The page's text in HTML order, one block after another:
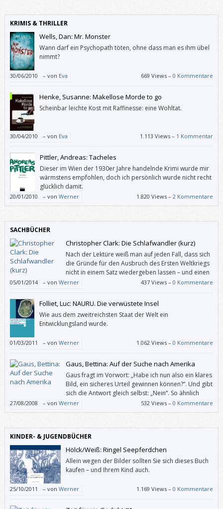
KRIMIS & THRILLER
Wells, Dan: Mr. Monster
Wann darf ein Psychopath töten, ohne dass man es ihm übel
nimmt?
30/06/2010 – von Eva 669 Views –0 Kommentare
Henke, Susanne: Makellose Morde to go
Scheinbar leichte Kost mit Raffinesse: eine Wohltat.
30/04/2010 – von Eva 1.113 Views – 1 Kommentar
Pittler, Andreas: Tacheles
Dieser im Wien der 1930er Jahre handelnde Krimi wurde mir
wärmstens empfohlen, doch ich persönlich wurde nicht recht
glücklich damit.
20/01/2010 – von Werner 1.820 Views –2 Kommentare
SACHBÜCHER
Christopher Clark: Die Schlafwandler (kurz)
Nach der Lektüre weiß man auf jeden Fall, dass sich
die Gründe für den Ausbruch des Ersten Weltkriegs
nicht in einem Satz wiedergeben lassen – und einen
einzigen Staat als Auslöser wird man auch nicht
benennen können.
05/01/2014 – von Werner 437 Views –0 Kommentare
Folliet, Luc: NAURU. Die verwüstete Insel
Wie aus dem zweitreichsten Staat der Welt ein
Entwicklungsland wurde.
01/03/2011 – von Werner 1.062 Views –0 Kommentare
Gaus, Bettina: Auf der Suche nach Amerika
Gaus fragt im Vorwort: „Habe ich nun also ein klares
Bild, ein sicheres Urteil gewinnen können?“. Und gibt
sich die Antwort gleich selbst: „Nein“. So ähnlich
war’s bei mir auch: Dieses Buch ist ziemlich spurlos
an mir vorübergegangen.
27/08/2008 – von Werner 532 Views –0 Kommentare
KINDER- & JUGENDBÜCHER
Hölck/Weiß: Ringel Seepferdchen
Allein wegen der Bilder sollten Sie sich dieses Buch
kaufen – und Ihrem Kind auch.
25/10/2011 – von Werner 1.169 Views –0 Kommentare